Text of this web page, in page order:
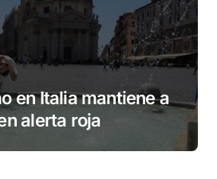
en Italia mantiene a
alerta roja